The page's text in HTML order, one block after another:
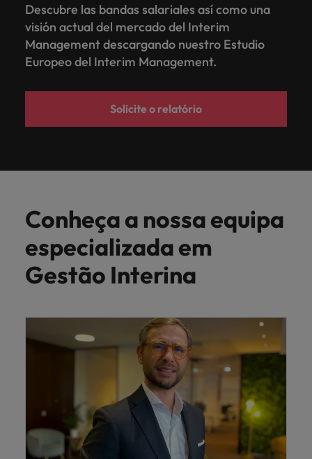
Descubre las bandas salariales así como una
visión actual del mercado del Interim
Management descargando nuestro Estudio
Europeo del Interim Management.
Solicite o relatório
Conheça a nossa equipa
especializada em
Gestão Interina